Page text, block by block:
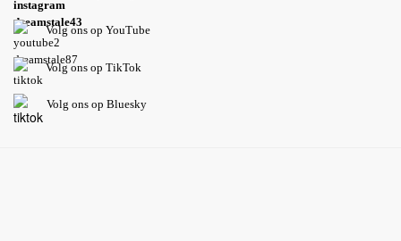
Volgons op YouTube
Volg ons op TikTok
Volg ons op Bluesky